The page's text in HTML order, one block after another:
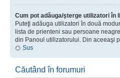
Cum pot adăuga/şterge utilizatori în
Puteţi adăuga utilizatori în două
lista de prienteni sau persoane
din Panoul utilizatorului. Din aceeaşi
Sus
Căutând în forumuri